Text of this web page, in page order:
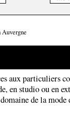
aux particuliers
en studio ou en
de la mode